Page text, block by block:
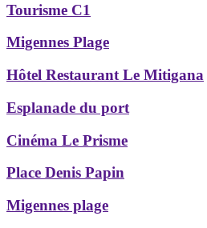
Tourisme C1
Migennes Plage
Hôtel Restaurant Le Mitigana
Esplanade du port
Cinéma Le Prisme
Place Denis Papin
Migennes plage